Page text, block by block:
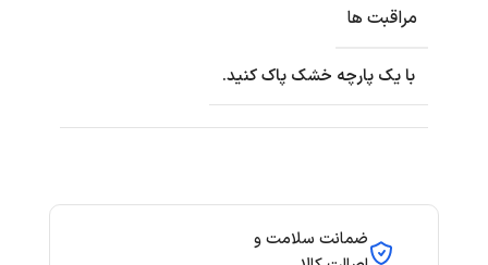
ضمانت سلامت و
مراقبت ها
با یک پارچه خشک پاک کنید.